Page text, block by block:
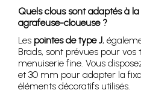
Quels clous sont adaptés à
agrafeuse-cloueuse ?
Les pointes de type J,
Brads, sont prévues pour
menuiserie fine. Vous
et 30 mm pour adapter la
éléments décoratifs utilisés.